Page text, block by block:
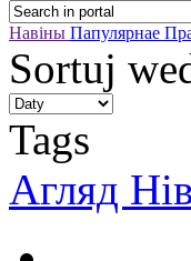
Навіны Папулярнае
Sortuj
Tags
Агляд